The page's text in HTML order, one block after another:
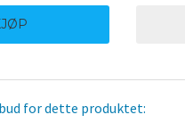
for dette produktet: